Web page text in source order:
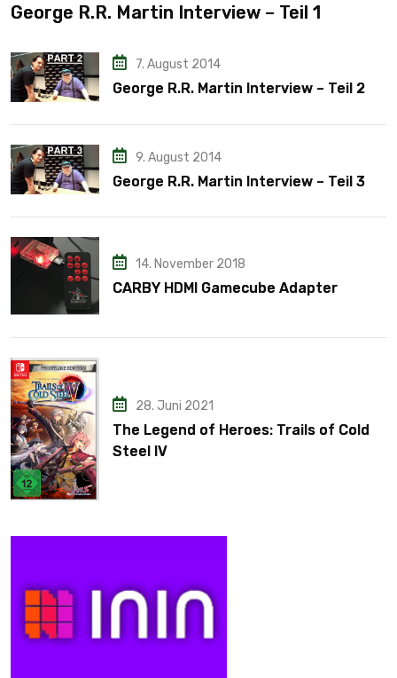
George R.R. Martin Interview – Teil 1
7. August 2014
George R.R. Martin Interview – Teil 2
9. August 2014
George R.R. Martin Interview – Teil 3
14. November 2018
CARBY HDMI Gamecube Adapter
28. Juni 2021
The Legend of Heroes: Trails of Cold
Steel IV